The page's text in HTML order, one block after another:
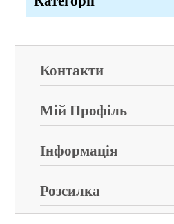
Контакти
Мій Профіль
Інформація
Розсилка